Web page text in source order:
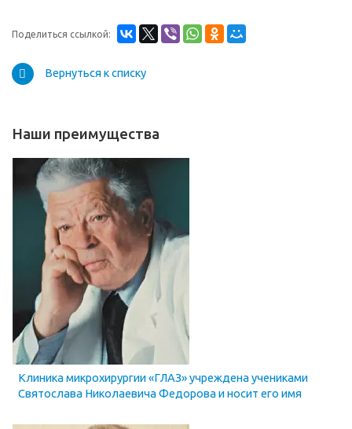
Поделиться ссылкой:
Вернуться к списку
Наши преимущества
Клиника микрохирургии «ГЛАЗ» учреждена учениками
Святослава Николаевича Федорова и носит его имя